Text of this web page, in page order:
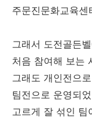
주문진문화교육
그래서 도전골든
처음 참여해 보는
그래도 개인전으
팀전으로 운영되
고르게 잘 섞인 팀